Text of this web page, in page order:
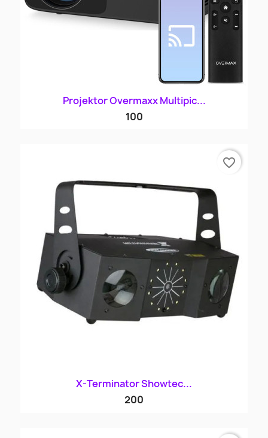
Projektor Overmaxx Multipic...
100
X-Terminator Showtec...
200
favorite_border